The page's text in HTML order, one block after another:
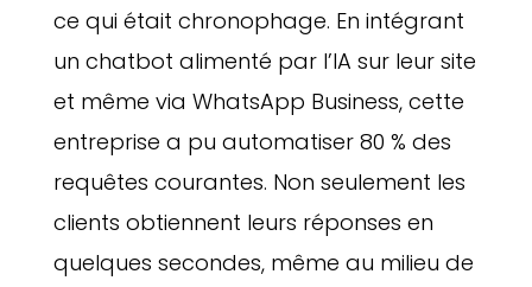
ce qui était chronophage. En intégrant
un chatbot alimenté par l’IA sur leur site
et même via WhatsApp Business, cette
entreprise a pu automatiser 80 % des
requêtes courantes. Non seulement les
clients obtiennent leurs réponses en
quelques secondes, même au milieu de